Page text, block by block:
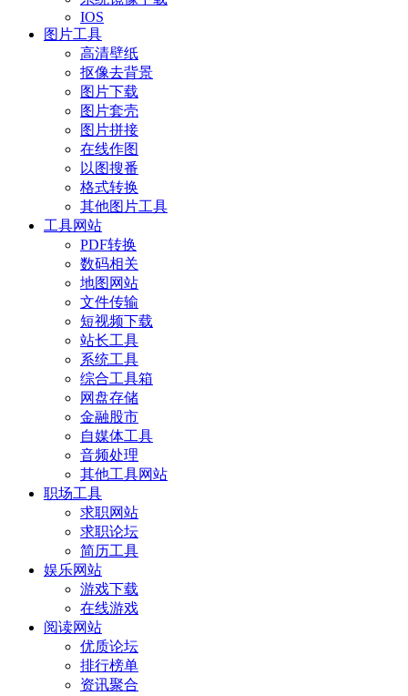
IOS
图片工具
高清壁纸
抠像去背景
图片下载
图片套壳
图片拼接
在线作图
以图搜番
格式转换
其他图片工具
工具网站
PDF转换
数码相关
地图网站
文件传输
短视频下载
站长工具
系统工具
综合工具箱
网盘存储
金融股市
自媒体工具
音频处理
其他工具网站
职场工具
求职网站
求职论坛
简历工具
娱乐网站
游戏下载
在线游戏
阅读网站
优质论坛
排行榜单
资讯聚合